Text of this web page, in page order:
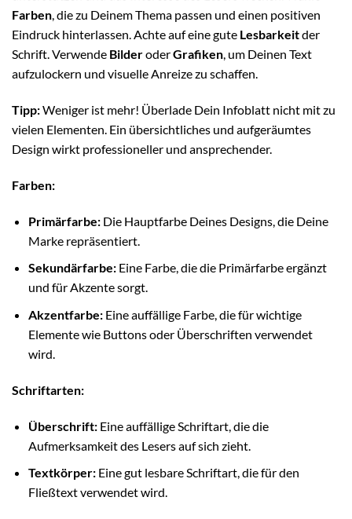
Farben, die zu Deinem Thema passen und einen positiven
Eindruck hinterlassen. Achte auf eine gute Lesbarkeitder
Schrift. Verwende BilderoderGrafiken, um Deinen Text
aufzulockern und visuelle Anreize zu schaffen.
Tipp:Weniger ist mehr! Überlade Dein Infoblatt nicht mit zu
vielen Elementen. Ein übersichtliches und aufgeräumtes
Design wirkt professioneller und ansprechender.
Farben:
Primärfarbe:Die Hauptfarbe Deines Designs, die Deine
Marke repräsentiert.
Sekundärfarbe:Eine Farbe, die die Primärfarbe ergänzt
und für Akzente sorgt.
Akzentfarbe:Eine auffällige Farbe, die für wichtige
Elemente wie Buttons oder Überschriften verwendet
wird.
Schriftarten:
Überschrift:Eine auffällige Schriftart, die die
Aufmerksamkeit des Lesers auf sich zieht.
Textkörper:Eine gut lesbare Schriftart, die für den
Fließtext verwendet wird.